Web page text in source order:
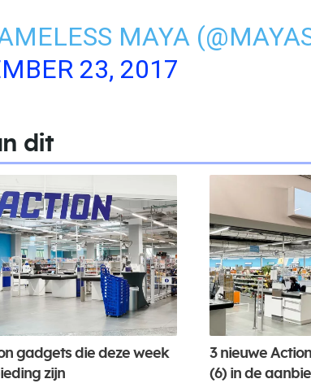
MAYA
23, 2017
dit
gadgets die deze week
zijn
3 nieuwe
(6) in de